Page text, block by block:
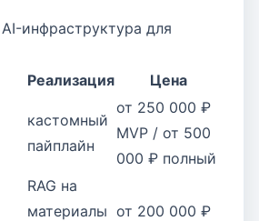
инфраструктура для
Реализация Цена
кастомный
пайплайн
от 250 000 ₽
MVP / от 500
000 ₽ полный
RAG на
материалы от 200 000 ₽